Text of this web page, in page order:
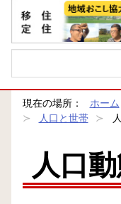
現在の場所： ホーム
人口と世帯
人口